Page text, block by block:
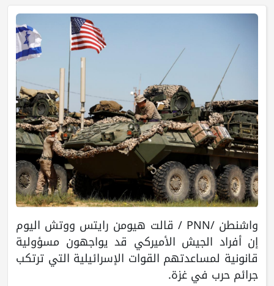
واشنطن /PNN / قالت هيومن رايتس ووتش اليوم
إن أفراد الجيش الأميركي قد يواجهون مسؤولية
قانونية لمساعدتهم القوات الإسرائيلية التي ترتكب
جرائم حرب في غزة.